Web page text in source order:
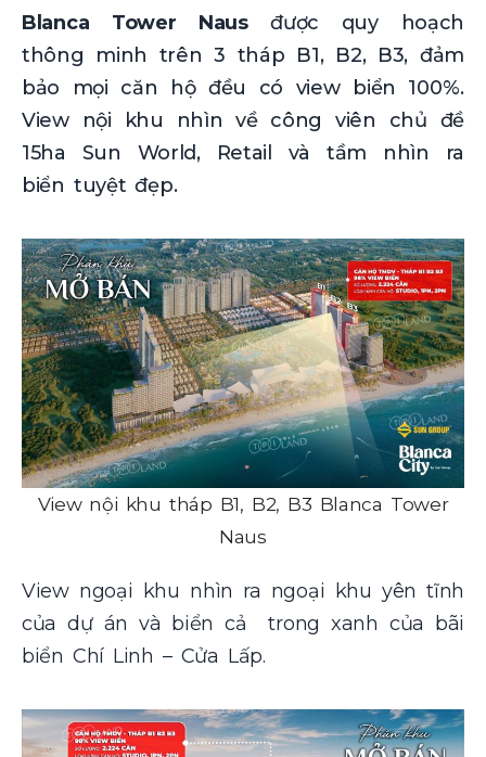
Blanca Tower Nausđược quy hoạch
thông minh trên 3 tháp B1, B2, B3, đảm
bảo mọi căn hộ đều có view biển 100%.
View nội khu nhìn về công viên chủ đề
15ha Sun World, Retail và tầm nhìn ra
biển tuyệt đẹp.
View nội khu tháp B1, B2, B3 Blanca Tower
Naus
View ngoại khu nhìn ra ngoại khu yên tĩnh
của dự án và biển cả trong xanh của bãi
biển Chí Linh – Cửa Lấp.